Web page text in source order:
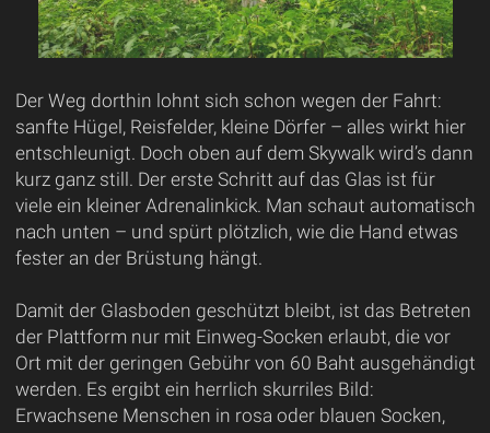
Der Weg dorthin lohnt sich schon wegen der Fahrt:
sanfte Hügel, Reisfelder, kleine Dörfer – alles wirkt hier
entschleunigt. Doch oben auf dem Skywalk wird’s dann
kurz ganz still. Der erste Schritt auf das Glas ist für
viele ein kleiner Adrenalinkick. Man schaut automatisch
nach unten – und spürt plötzlich, wie die Hand etwas
fester an der Brüstung hängt.
Damit der Glasboden geschützt bleibt, ist das Betreten
der Plattform nur mit Einweg-Socken erlaubt, die vor
Ort mit der geringen Gebühr von 60 Baht ausgehändigt
werden. Es ergibt ein herrlich skurriles Bild:
Erwachsene Menschen in rosa oder blauen Socken,